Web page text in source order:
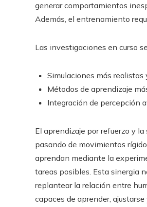
generar comportamientos
Además, el entrenamiento
Las investigaciones en curso
Simulaciones más realistas
Métodos de aprendizaje
Integración de percepción
El aprendizaje por refuerzo y
pasando de movimientos
aprendan mediante la
tareas posibles. Esta sinergia
replantear la relación entre
capaces de aprender,